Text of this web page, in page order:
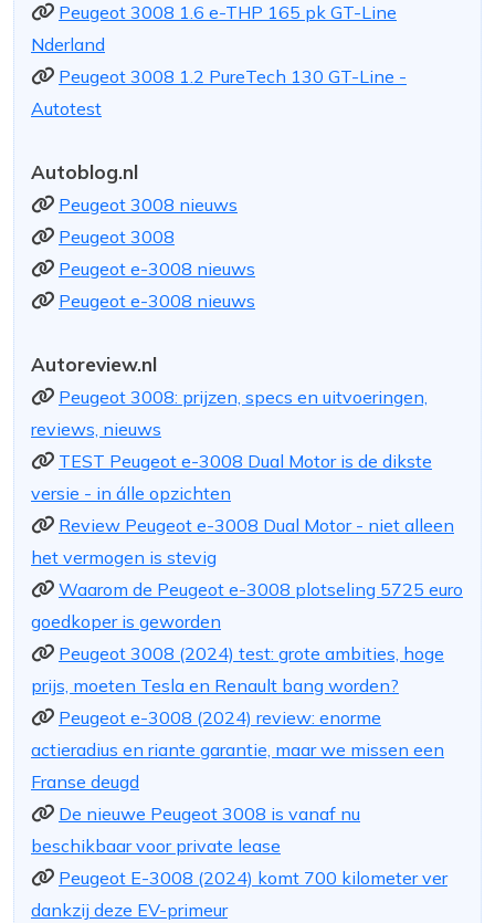
Peugeot 3008 1.6 e-THP 165 pk GT-Line
Nderland
Peugeot 3008 1.2 PureTech 130 GT-Line -
Autotest
Autoblog.nl
Peugeot 3008 nieuws
Peugeot 3008
Peugeot e-3008 nieuws
Peugeot e-3008 nieuws
Autoreview.nl
Peugeot 3008: prijzen, specs en uitvoeringen,
reviews, nieuws
TEST Peugeot e-3008 Dual Motor is de dikste
versie - in álle opzichten
Review Peugeot e-3008 Dual Motor - niet alleen
het vermogen is stevig
Waarom de Peugeot e-3008 plotseling 5725 euro
goedkoper is geworden
Peugeot 3008 (2024) test: grote ambities, hoge
prijs, moeten Tesla en Renault bang worden?
Peugeot e-3008 (2024) review: enorme
actieradius en riante garantie, maar we missen een
Franse deugd
De nieuwe Peugeot 3008 is vanaf nu
beschikbaar voor private lease
Peugeot E-3008 (2024) komt 700 kilometer ver
dankzij deze EV-primeur